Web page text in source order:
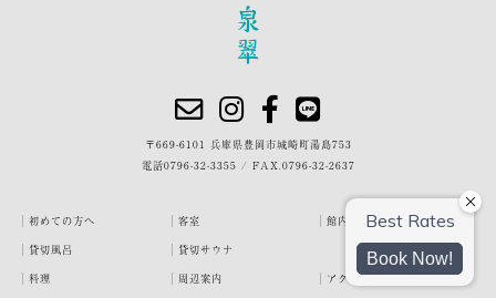
〒669-6101 兵庫県豊岡市城崎町湯島753
電話0796-32-3355 / FAX.0796-32-2637
初めての方へ 客室
館内・施設
貸切風呂
貸切サウナ
料理
周辺案内 アクセス